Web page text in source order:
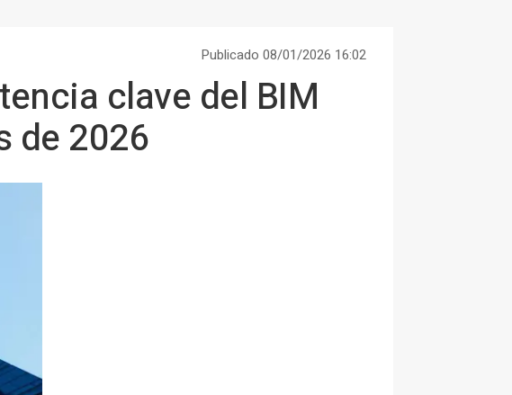
Publicado 08/01/2026 16:02
clave del BIM
de 2026